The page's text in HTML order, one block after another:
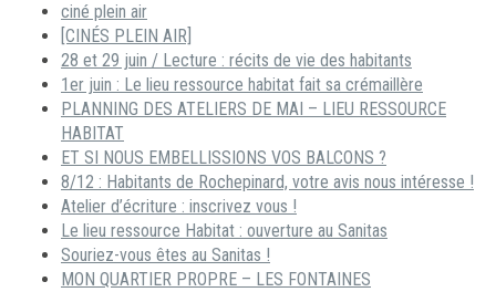
ciné plein air
[CINÉS PLEIN AIR]
28 et 29 juin / Lecture : récits de vie des habitants
1er juin : Le lieu ressource habitat fait sa crémaillère
PLANNING DES ATELIERS DE MAI – LIEU RESSOURCE
HABITAT
ET SI NOUS EMBELLISSIONS VOS BALCONS ?
8/12 : Habitants de Rochepinard, votre avis nous intéresse !
Atelier d’écriture : inscrivez vous !
Le lieu ressource Habitat : ouverture au Sanitas
Souriez-vous êtes au Sanitas !
MON QUARTIER PROPRE – LES FONTAINES